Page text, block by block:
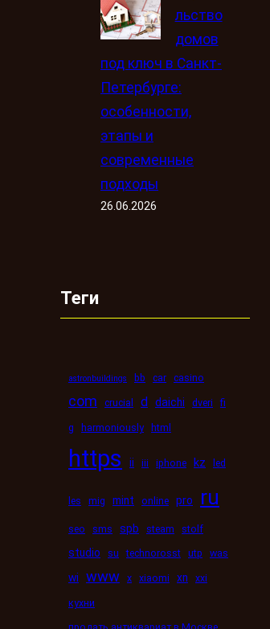
льство
домов
под ключ в Санкт-
Петербурге:
особенности,
этапы и
современные
подходы
26.06.2026
Теги
astronbuildings bb car casino
com crucial d daichi dveri fi
g harmoniously html
https ii iii iphone kz led
les mig mint online pro ru
seo sms spb steam stolf
studio su technorosst utp was
wi www x xiaomi xn xxi
кухни